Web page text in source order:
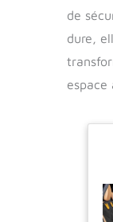
de
dure,
espace